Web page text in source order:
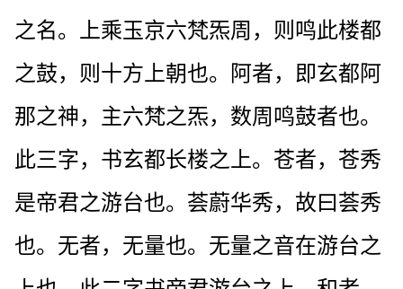
之名。上乘玉京六梵炁周，则鸣此楼都
之鼓，则十方上朝也。阿者，即玄都阿
那之神，主六梵之炁，数周鸣鼓者也。
此三字，书玄都长楼之上。苍者，苍秀
是帝君之游台也。荟蔚华秀，故曰荟秀
也。无者，无量也。无量之音在游台之